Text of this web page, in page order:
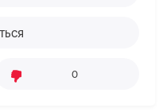
0